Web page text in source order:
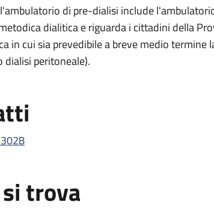
di pre-dialisi include
dialitica e riguarda i cittadini della
in cui sia prevedibile a breve medio
dialisi peritoneale).
trova